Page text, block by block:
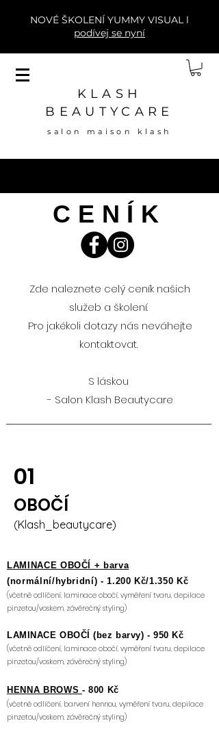
NOVÉ ŠKOLENÍ YUMMY VISUAL l
podívej se nyní
KLASH
BEAUTYCARE
salon maison klash
CENÍK
Zde naleznete celý ceník našich
služeb a školení.
Pro jakékoli dotazy nás neváhejte
kontaktovat.
S láskou
- Salon Klash Beautycare
01
OBOČÍ
(Klash_beautycare)
LAMINACE OBOČÍ + barva
(normální/hybridní) - 1.200 Kč/1.350 Kč
(včetně odlíčení, laminace obočí, vyměření tvaru, depilace
pinzetou/voskem, závěrečný styling)
LAMINACE OBOČÍ (bez barvy) - 950 Kč
(včetně odlíčení, laminace obočí, vyměření tvaru, depilace
pinzetou/voskem, závěrečný styling)
HENNA BROWS - 800 Kč
(včetně odlíčení, barvení hennou, vyměření tvaru, depilace
pinzetou/voskem, závěrečný styling)